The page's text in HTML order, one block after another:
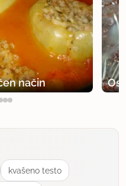
tudi v plastenki..
Naša soseda
odlično drži. Samo
način
kvašeno testo